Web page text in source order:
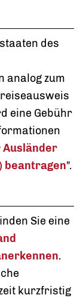
des
analog zum
eine Gebühr
Ausländer
beantragen".
Sie eine
.
kurzfristig